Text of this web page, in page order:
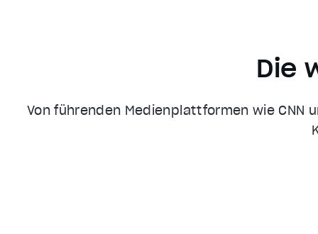
Die
Von führenden Medienplattformen wie CNN